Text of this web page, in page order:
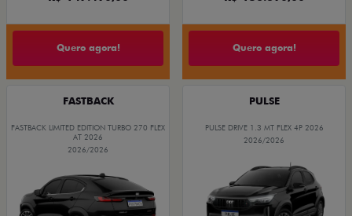
Quero agora! Quero agora!
FASTBACK
FASTBACK LIMITED EDITION TURBO 270 FLEX
AT 2026
2026/2026
PULSE
PULSE DRIVE 1.3 MT FLEX 4P 2026
2026/2026